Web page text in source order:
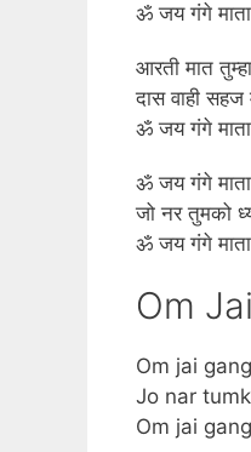
ॐ जय गंगे
आरती मात
दास वाही सहज
ॐ जय गंगे
ॐ जय गंगे
जो नर तुमको
ॐ जय गंगे
Om
Om jai
Jo nar
Om jai